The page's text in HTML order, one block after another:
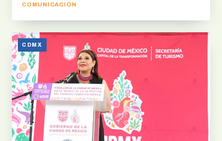
COMUNICACIÓN
CDMX